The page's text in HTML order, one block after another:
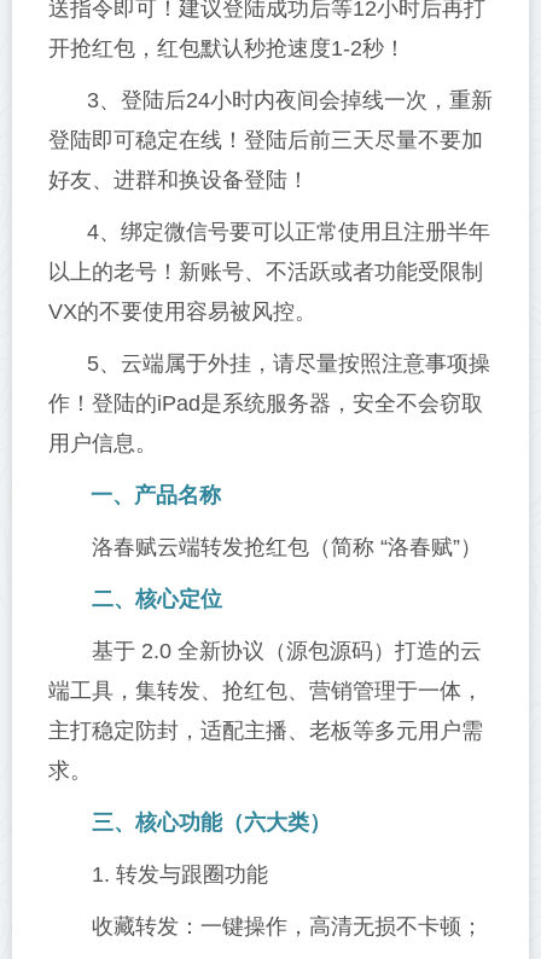
送指令即可！建议登陆成功后等12小时后再打
开抢红包，红包默认秒抢速度1-2秒！
3、登陆后24小时内夜间会掉线一次，重新
登陆即可稳定在线！登陆后前三天尽量不要加
好友、进群和换设备登陆！
4、绑定微信号要可以正常使用且注册半年
以上的老号！新账号、不活跃或者功能受限制
VX的不要使用容易被风控。
5、云端属于外挂，请尽量按照注意事项操
作！登陆的iPad是系统服务器，安全不会窃取
用户信息。
一、产品名称
洛春赋云端转发抢红包（简称 “洛春赋”）
二、核心定位
基于 2.0 全新协议（源包源码）打造的云
端工具，集转发、抢红包、营销管理于一体，
主打稳定防封，适配主播、老板等多元用户需
求。
三、核心功能（六大类）
1. 转发与跟圈功能
收藏转发：一键操作，高清无损不卡顿；